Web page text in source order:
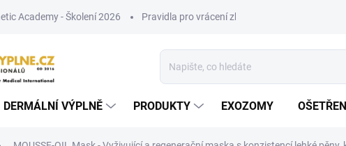
Academy - Školení 2026 Pravidla pro vrácení zboží a plateb
DERMÁLNÍ VÝPLNĚ PRODUKTY EXOZOMY